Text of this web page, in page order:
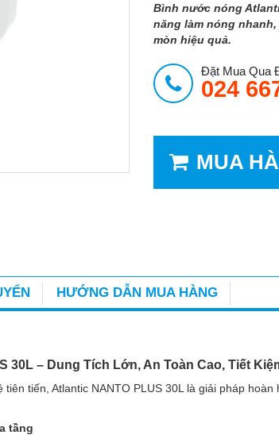
Bình nước nóng
năng làm nóng
mòn hiệu quả.
Đặt Mua Qua
024
MUA
HƯỚNG DẪN MUA HÀNG
30L – Dung Tích Lớn, An Toàn Cao, Tiết
tiến, Atlantic NANTO PLUS 30L là giải pháp
tầng